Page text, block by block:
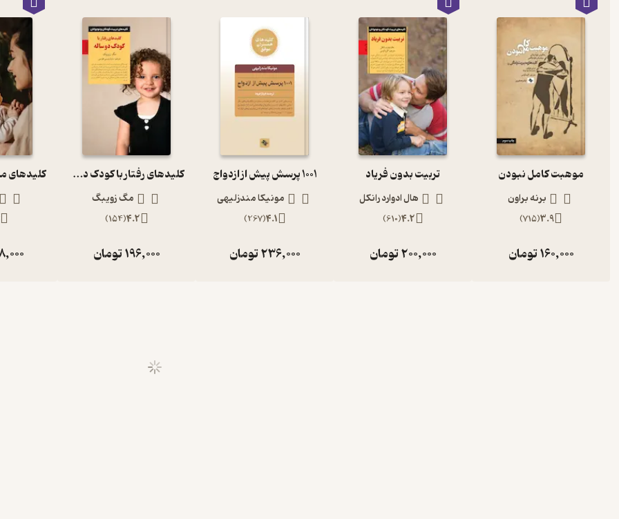
موهبت کامل نبودن
برنه براون
3.9
(
715
)
160,000تومان
تربیت بدون فریاد
هال ادوارد رانکل
4.2
(
610
)
200,000تومان
1001 پرسش پیش از ازدواج
مونیکا مندزلیهی
4.1
(
267
)
236,000تومان
کلیدهای رفتار با کودک دو ساله
مگ زویبگ
4.2
(
154
)
196,000تومان